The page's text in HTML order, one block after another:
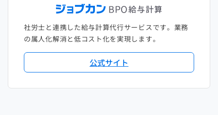
社労士と連携した給与計算代行サービスです。業務
の属人化解消と低コスト化を実現します。
公式サイト